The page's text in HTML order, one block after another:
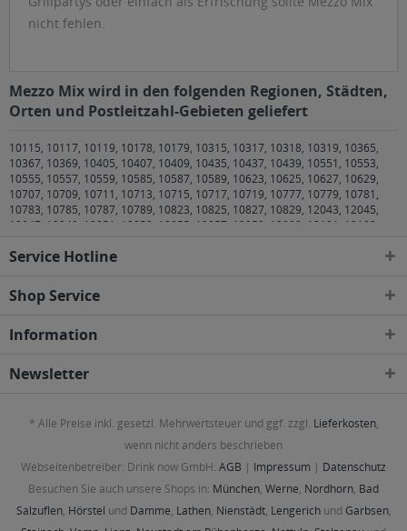
nicht fehlen.
Mezzo Mix wird in den folgenden Regionen, Städten,
Orten und Postleitzahl-Gebieten geliefert
10115, 10117, 10119, 10178, 10179, 10315, 10317, 10318, 10319, 10365,
10367, 10369, 10405, 10407, 10409, 10435, 10437, 10439, 10551, 10553,
10555, 10557, 10559, 10585, 10587, 10589, 10623, 10625, 10627, 10629,
10707, 10709, 10711, 10713, 10715, 10717, 10719, 10777, 10779, 10781,
10783, 10785, 10787, 10789, 10823, 10825, 10827, 10829, 12043, 12045,
12047, 12049, 12051, 12053, 12055, 12057, 12059, 12099, 12101, 12103,
12203, 12205, 12207, 12209, 12247, 12249, 12277, 12279, 12305, 12307,
12439, 12459, 12487, 12489, 12524, 12526, 12527, 12555, 12557, 12559,
12587, 12589, 12619, 12621, 12623, 12627, 12629, 12679, 12681, 12683,
13158, 13187, 13189, 13347, 13349, 13351, 13353, 13355, 13357, 13359,
10249 Berlin Friedrichshain
Hammerbrook, Hamburg Klostertor, Hamburg Sankt Georg, 20099
Hamburg, Hamburg Hamburg-Altstadt, Hamburg Sankt Georg
Hoheluft-Ost, Hamburg Rotherbaum,20146, 20148, 20149 Hamburg,
Hamburg Harvestehude, Hamburg Rotherbaum,20249 Hamburg, Hamburg
Eppendorf, Hamburg Harvestehude, Hamburg Hoheluft-Ost, Hamburg
Winterhude , 20251 Hamburg, Hamburg Alsterdorf, Hamburg Eppendorf,
Service Hotline
Shop Service
Information
Newsletter
* Alle Preise inkl. gesetzl. Mehrwertsteuer und ggf. zzgl. Lieferkosten,
wenn nicht anders beschrieben
Webseitenbetreiber: Drink now GmbH: AGB | Impressum | Datenschutz
Besuchen Sie auch unsere Shops in: München, Werne, Nordhorn, Bad
Salzuflen, Hörstel und Damme, Lathen, Nienstädt, Lengerichund Garbsen,